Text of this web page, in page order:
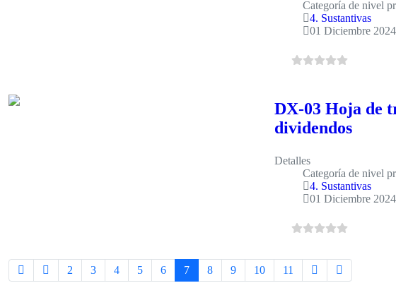
Categoría de nivel
4. Sustantivas
01 Diciembre 2024
DX-03 Hoja de
dividendos
Detalles
Categoría de nivel
4. Sustantivas
01 Diciembre 2024
2 3 4 5 6 7 8 9 10 11